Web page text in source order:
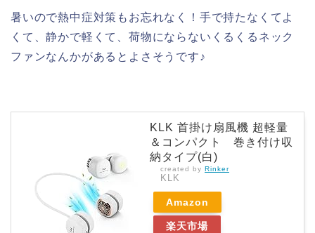
暑いので熱中症対策もお忘れなく！手で持たなくてよ
くて、静かで軽くて、荷物にならないくるくるネック
ファンなんかがあるとよさそうです♪
KLK 首掛け扇風機 超軽量
＆コンパクト 巻き付け収
納タイプ(白)
created by Rinker
KLK
Amazon
楽天市場